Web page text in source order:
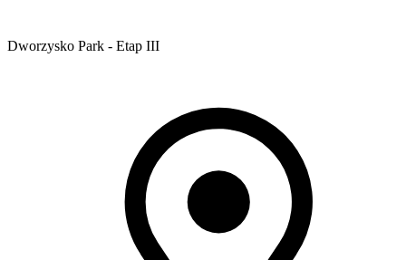
Dworzysko Park - Etap III